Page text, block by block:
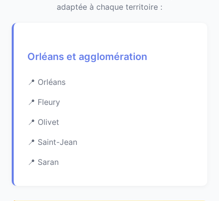
adaptée à chaque territoire :
Orléans et agglomération
Orléans
Fleury
Olivet
Saint-Jean
Saran